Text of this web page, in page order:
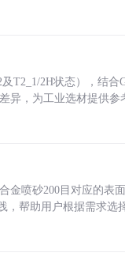
T2_1/2H状态），结合
异，为工业选材提供参
喷砂200目对应的表
帮助用户根据需求选